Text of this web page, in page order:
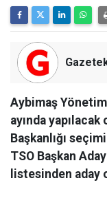
Aybimaş Yönetim
ayında
Başkanlığı
TSO Başkan
listesinden aday